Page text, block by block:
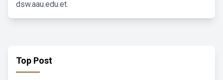
dsw.aau.edu.et.
Top Post